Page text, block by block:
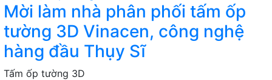
Mời làm nhà phân phối tấm ốp
tường 3D Vinacen, công nghệ
hàng đầu Thụy Sĩ
Tấm ốp tường 3D